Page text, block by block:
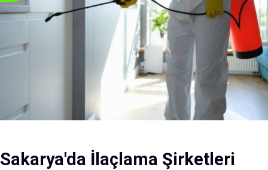
Sakarya'da İlaçlama Şirketleri